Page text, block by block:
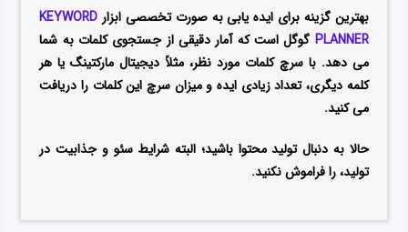
بهترین گزینه برای ایده یابی به صورت تخصصی ابزار KEYWORD
PLANNER گوگل است که آمار دقیقی از جستجوی کلمات به شما
می دهد. با سرچ کلمات مورد نظر، مثلاً دیجیتال مارکتینگ یا هر
کلمه دیگری، تعداد زیادی ایده و میزان سرچ این کلمات را دریافت
می کنید.
حالا به دنبال تولید محتوا باشید؛ البته شرایط سئو و جذابیت در
تولید، را فراموش نکنید.